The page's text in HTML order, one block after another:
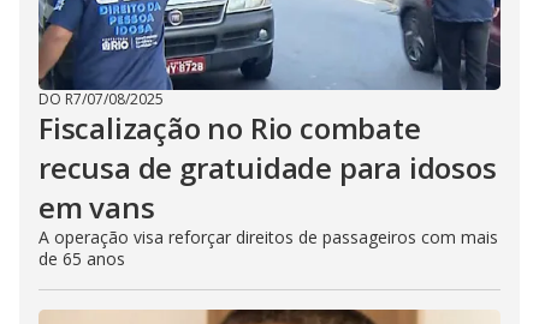
DO R7/07/08/2025
Fiscalização no Rio combate
recusa de gratuidade para idosos
em vans
A operação visa reforçar direitos de passageiros com mais
de 65 anos